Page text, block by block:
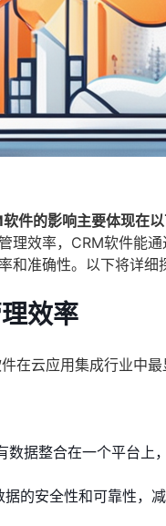
件的影响主要体现在以
理效率，CRM软件能
和准确性。以下将详细
效率
在云应用集成行业中最
数据整合在一个平台上
的安全性和可靠性，减